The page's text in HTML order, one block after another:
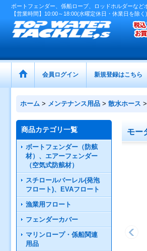
ボートフェンダー、係船ロープ、ロッドホルダーなど
【営業時間】10:00～18:00(水曜定休日・休業日を除く)
会員ログイン 新規登録はこちら
ホーム > メンテナンス用品 > 散水ホース >
商品カテゴリ一覧
ボートフェンダー（防舷
材）、エアーフェンダー
（空気式防舷材）
スチロールバーレル(発泡
フロート)、EVAフロート
漁業用フロート
フェンダーカバー
マリンロープ・係船関連
用品
モー